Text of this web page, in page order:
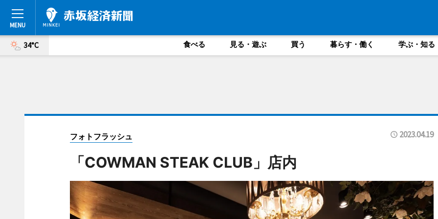
34°C 食べる 見る・遊ぶ 買う 暮らす・働く 学ぶ・知る
フォトフラッシュ 2023.04.19
「COWMAN STEAK CLUB」店内